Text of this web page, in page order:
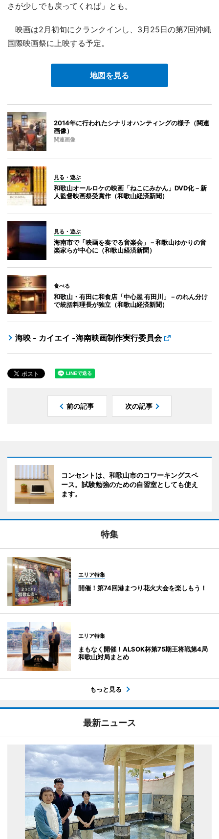
さが少しでも戻ってくれば」とも。
映画は2月初旬にクランクインし、3月25日の第7回沖縄
国際映画祭に上映する予定。
地図を見る
2014年に行われたシナリオハンティングの様子（関連
画像）
関連画像
見る・遊ぶ
和歌山オールロケの映画「ねこにみかん」DVD化－新
人監督映画祭受賞作（和歌山経済新聞）
見る・遊ぶ
海南市で「映画を奏でる音楽会」－和歌山ゆかりの音
楽家らが中心に（和歌山経済新聞）
食べる
和歌山・有田に和食店「中心屋 有田川」－のれん分け
で統括料理長が独立（和歌山経済新聞）
海映 - カイエイ -海南映画制作実行委員会
前の記事 次の記事
コンセントは、和歌山市のコワーキングスペ
ース。試験勉強のための自習室としても使え
ます。
特集
エリア特集
開催！第74回港まつり花火大会を楽しもう！
エリア特集
まもなく開催！ALSOK杯第75期王将戦第4局
和歌山対局まとめ
もっと見る
最新ニュース